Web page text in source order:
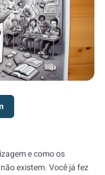
e como os
existem. Você já fez